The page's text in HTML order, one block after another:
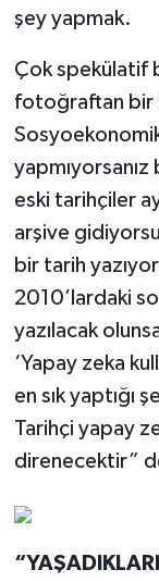
şey yapmak.
Çok spekülatif
fotoğraftan bir
yapmıyorsanız
eski tarihçiler
arşive
bir tarih
2010’lardaki
yazılacak
‘Yapay zeka
en sık yaptığı
Tarihçi yapay
direnecektir”